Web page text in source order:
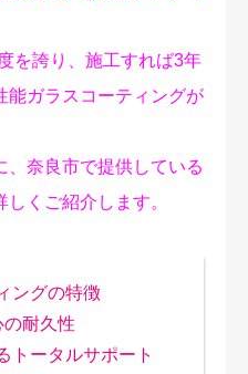
を誇り、施工すれば3年
能ガラスコーティングが
、奈良市で提供している
くご紹介します。
ングの特徴
耐久性
トータルサポート